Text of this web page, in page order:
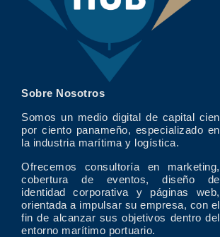
Sobre Nosotros
Somos un medio digital de capital cien
por ciento panameño, especializado en
la industria marítima y logística.
Ofrecemos consultoría en marketing,
cobertura de eventos, diseño de
identidad corporativa y páginas web,
orientada a impulsar su empresa, con el
fin de alcanzar sus objetivos dentro del
entorno marítimo portuario.